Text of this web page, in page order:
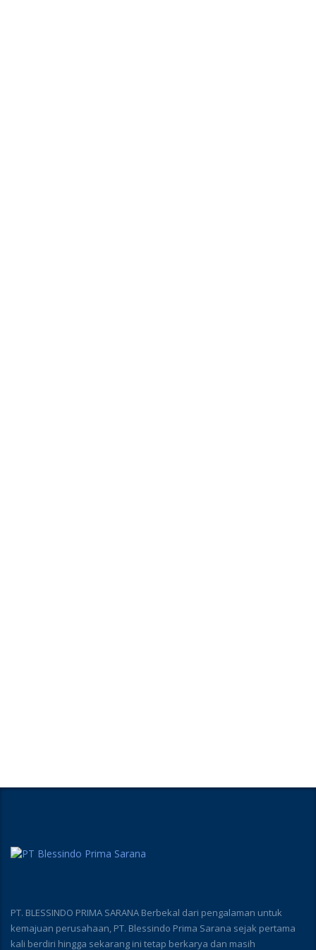
PT. BLESSINDO PRIMA SARANA Berbekal dari pengalaman untuk
kemajuan perusahaan, PT. Blessindo Prima Sarana sejak pertama
kali berdiri hingga sekarang ini tetap berkarya dan masih